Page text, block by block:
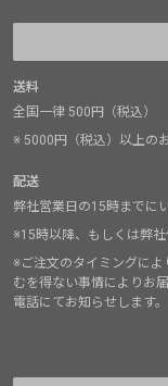
送料
全国一律 500円（税込）
※ 5000円（税込）以上の
配送
弊社営業日の15時までに
※15時以降、もしくは弊社
※ご注文のタイミングに
むを得ない事情によりお
電話にてお知らせします。